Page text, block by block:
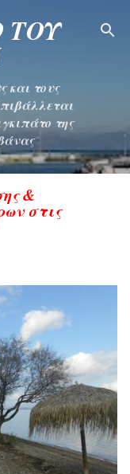
ΤΟΥ
και τους
της
&
στις